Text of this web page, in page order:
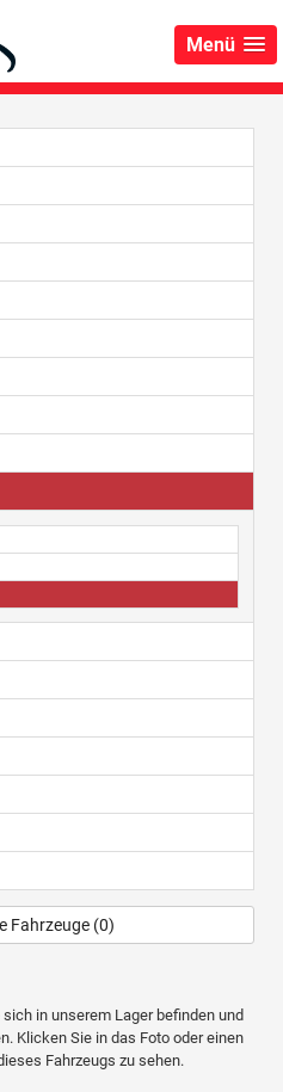
Menü
in unserem Lager befinden und
Klicken Sie in das Foto oder einen
Fahrzeugs zu sehen.
Fahrzeuge (0)